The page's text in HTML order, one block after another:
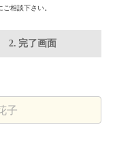
相談下さい。
完了画面